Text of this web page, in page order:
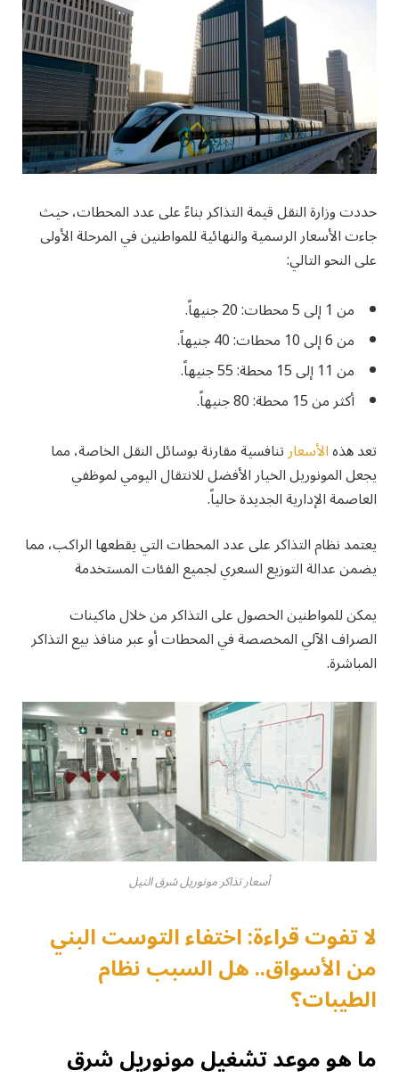
حددت وزارة النقل قيمة التذاكر بناءً على عدد المحطات، حيث
جاءت الأسعار الرسمية والنهائية للمواطنين في المرحلة الأولى
على النحو التالي:
من 1 إلى 5 محطات: 20 جنيهاً.
من 6 إلى 10 محطات: 40 جنيهاً.
من 11 إلى 15 محطة: 55 جنيهاً.
أكثر من 15 محطة: 80 جنيهاً.
تعد هذهالأسعارتنافسية مقارنة بوسائل النقل الخاصة، مما
يجعل المونوريل الخيار الأفضل للانتقال اليومي لموظفي
العاصمة الإدارية الجديدة حالياً.
يعتمد نظام التذاكر على عدد المحطات التي يقطعها الراكب، مما
يضمن عدالة التوزيع السعري لجميع الفئات المستخدمة
يمكن للمواطنين الحصول على التذاكر من خلال ماكينات
الصراف الآلي المخصصة في المحطات أو عبر منافذ بيع التذاكر
المباشرة.
أسعار تذاكر مونوريل شرق النيل
لا تفوت قراءة: اختفاء التوست البني
من الأسواق.. هل السبب نظام
الطيبات؟
ما هو موعد تشغيل مونوريل شرق